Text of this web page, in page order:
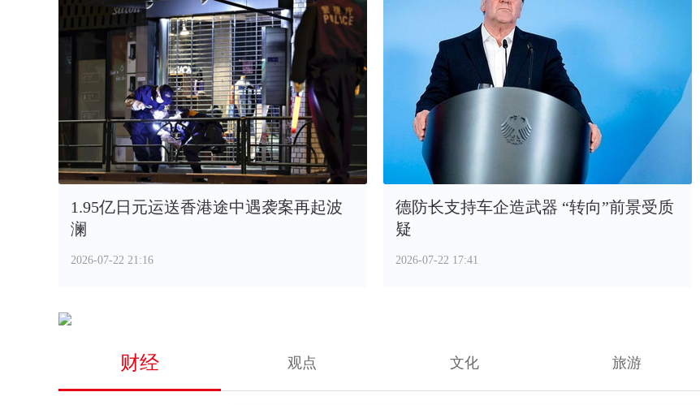
1.95亿日元运送香港途中遇袭案再起波
澜
2026-07-22 21:16
德防长支持车企造武器 “转向”前景受质
疑
2026-07-22 17:41
财经 观点 文化 旅游